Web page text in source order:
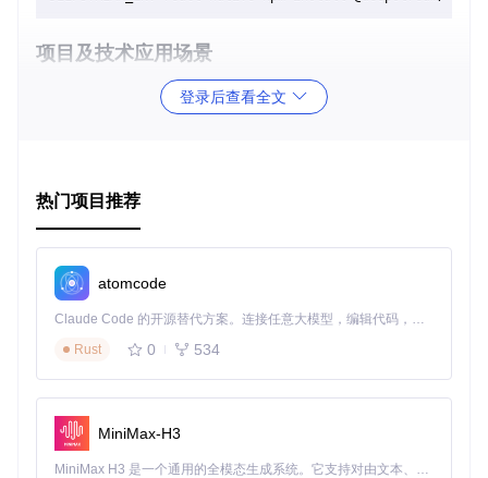
项目及技术应用场景
：利用发布/订阅模型实现即时消息传递。
协作工具：如实时文档编辑或白板共享。
项目特点
跨平台兼容性
eact Native项目中运行。
高性能
：优化的网络协议设计，保证低延迟数据传输。
TypeScript 支持：提供内置的TypeScript类型定义，提高
代码质量。
登录后查看全文
热门项目推荐
atomcode
Claude Code 的开源替代方案。连接任意大模型，编辑代码，运行命令，自动验证 — 全自动执行。用 Rust 构建，极致性能。 ｜ An open-source alternative to Claude Code. Connect any LLM, edit code, run commands, and verify changes — autonomously. Built in Rust for speed. Get Started
Rust
0 534
MiniMax-H3
MiniMax H3 是一个通用的全模态生成系统。它支持对由文本、图像、视频和音频组成的多模态上下文进行统一理解，并能生成分辨率高达 2K、时长可达 15 秒的带原生立体声音频的视频。得益于面向任务泛化的系统设计，H3 在预训练阶段就已具备广泛的多模态上下文理解与生成能力，能够出色地执行复杂的多模态指令。